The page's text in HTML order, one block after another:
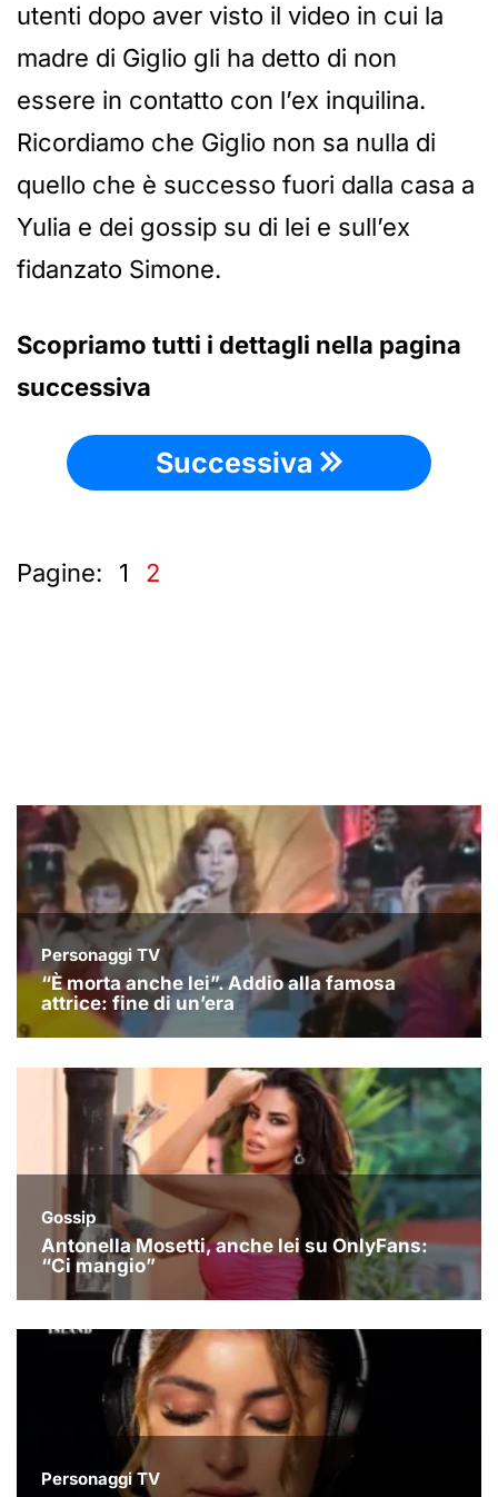
utenti dopo aver visto il video in cui la
madre di Giglio gli ha detto di non
essere in contatto con l’ex inquilina.
Ricordiamo che Giglio non sa nulla di
quello che è successo fuori dalla casa a
Yulia e dei gossip su di lei e sull’ex
fidanzato Simone.
Scopriamo tutti i dettagli nella pagina
successiva
Successiva
Pagine: 1 2